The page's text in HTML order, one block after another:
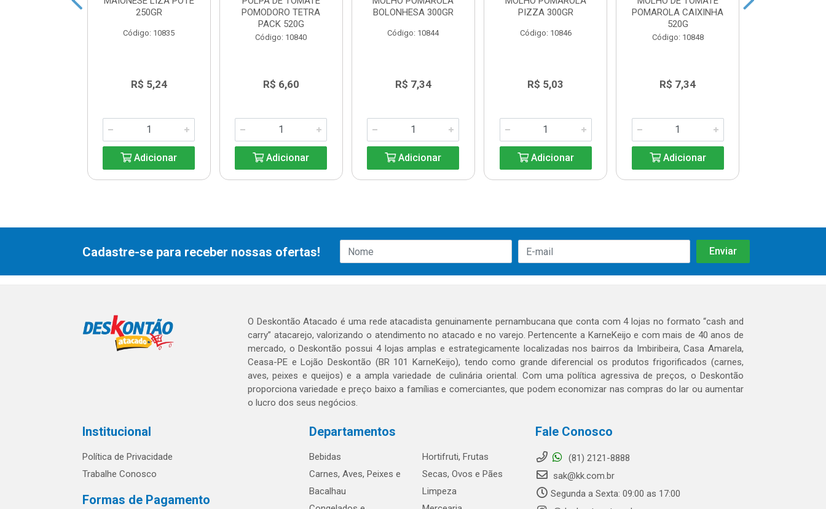
250GR
Código: 10835
R$ 5,24
Adicionar
POMODORO TETRA
PACK 520G
Código: 10840
R$ 6,60
Adicionar
BOLONHESA 300GR
Código: 10844
R$ 7,34
Adicionar
PIZZA 300GR
Código: 10846
R$ 5,03
Adicionar
POMAROLA CAIXINHA
520G
Código: 10848
R$ 7,34
Adicionar
Cadastre-se para receber nossas ofertas!
O Deskontão Atacado é uma rede atacadista genuinamente pernambucana que conta com 4 lojas no formato “cash and
carry” atacarejo, valorizando o atendimento no atacado e no varejo. Pertencente a KarneKeijo e com mais de 40 anos de
mercado, o Deskontão possui 4 lojas amplas e estrategicamente localizadas nos bairros da Imbiribeira, Casa Amarela,
Ceasa-PE e Lojão Deskontão (BR 101 KarneKeijo), tendo como grande diferencial os produtos frigorificados (carnes,
aves, peixes e queijos) e a ampla variedade de culinária oriental. Com uma política agressiva de preços, o Deskontão
proporciona variedade e preço baixo a famílias e comerciantes, que podem economizar nas compras do lar ou aumentar
o lucro dos seus negócios.
Institucional
Política de Privacidade
Trabalhe Conosco
Formas de Pagamento
Departamentos
Bebidas
Carnes, Aves, Peixes e
Bacalhau
Hortifruti, Frutas
Secas, Ovos e Pães
Limpeza
Fale Conosco
(81) 2121-8888
sak@kk.com.br
Segunda a Sexta: 09:00 as 17:00